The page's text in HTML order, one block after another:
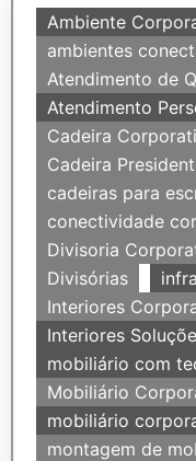
Ambiente
ambientes
Atendimento de
Atendimento
Cadeira
Cadeira
cadeiras para
conectividade
Divisoria
Divisórias
Interiores
Interiores
mobiliário com
Mobiliário
mobiliário
montagem de